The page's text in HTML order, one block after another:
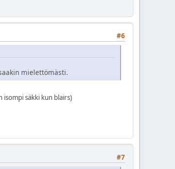
#6
mielettömästi.
säkki kun blairs)
#7